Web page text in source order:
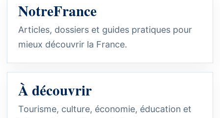
NotreFrance
Articles, dossiers et guides pratiques pour
mieux découvrir la France.
À découvrir
Tourisme, culture, économie, éducation et